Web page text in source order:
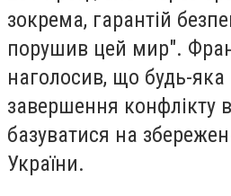
зокрема, гарантій
порушив цей мир".
наголосив, що будь-
завершення конфлікту
базуватися на
України.